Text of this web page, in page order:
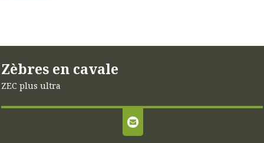
Zèbres en cavale
ZEC plus ultra